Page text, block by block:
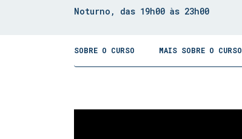
Noturno, das 19h00 às 23h00
SOBRE O CURSO MAIS SOBRE O CURSO